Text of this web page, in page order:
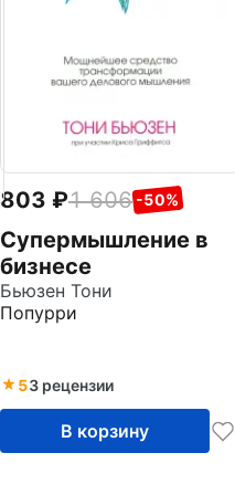
803 1 606 -50%
Супермышление в
бизнесе
Бьюзен Тони
Попурри
53 рецензии
В корзину